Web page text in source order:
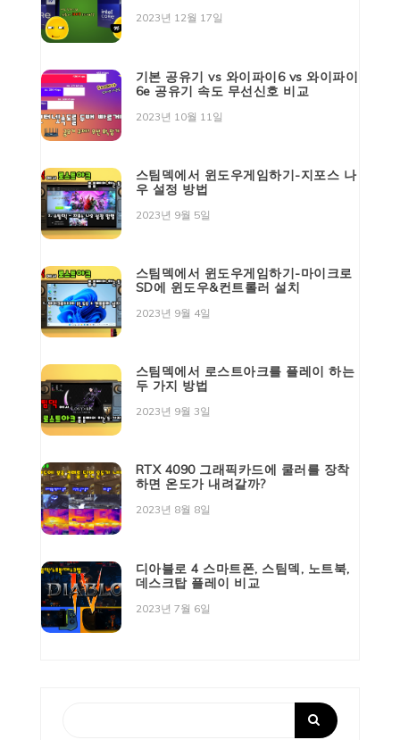
2023년 12월 17일
기본 공유기 vs 와이파이6 vs 와이파이
6e 공유기 속도 무선신호 비교
2023년 10월 11일
스팀덱에서 윈도우게임하기-지포스 나
우 설정 방법
2023년 9월 5일
스팀덱에서 윈도우게임하기-마이크로
SD에 윈도우&컨트롤러 설치
2023년 9월 4일
스팀덱에서 로스트아크를 플레이 하는
두 가지 방법
2023년 9월 3일
RTX 4090 그래픽카드에 쿨러를 장착
하면 온도가 내려갈까?
2023년 8월 8일
디아블로 4 스마트폰, 스팀덱, 노트북,
데스크탑 플레이 비교
2023년 7월 6일